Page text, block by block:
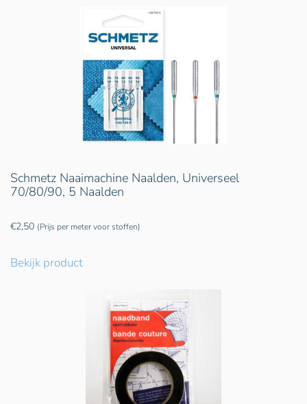
Schmetz Naaimachine Naalden, Universeel
70/80/90, 5 Naalden
€2,50 (Prijs per meter voor stoffen)
Bekijk product